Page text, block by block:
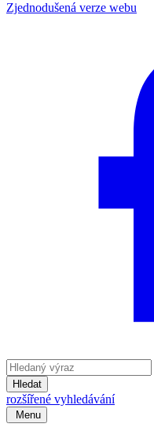
Zjednodušená verze webu
Hledat
rozšířené vyhledávání
Menu